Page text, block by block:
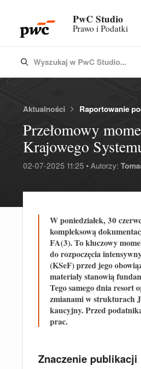
PwC Studio
Prawo i Podatki
Type 3 or more characters for results.
Wyszukaj w PwC Studio...
Aktualności Raportowanie
Przełomowy
Krajowego
02-07-2025 11:25 • Autorzy:
W poniedziałek, 30
kompleksową
FA(3). To kluczowy
do rozpoczęcia
(KSeF) przed jego
materiały stanowią
Tego samego dnia resort
zmianami w strukturach
kaucyjny. Przed
prac.
Znaczenie